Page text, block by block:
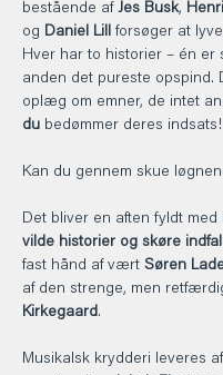
bestående af Jes Busk,
og Daniel Lill forsøger at
Hver har to historier – én er
anden det pureste opspind.
oplæg om emner, de intet
du bedømmer deres indsats!
Kan du gennem skue
Det bliver en aften fyldt med
vilde historier og skøre
fast hånd af vært Søren
af den strenge, men
Kirkegaard.
Musikalsk krydderi leveres